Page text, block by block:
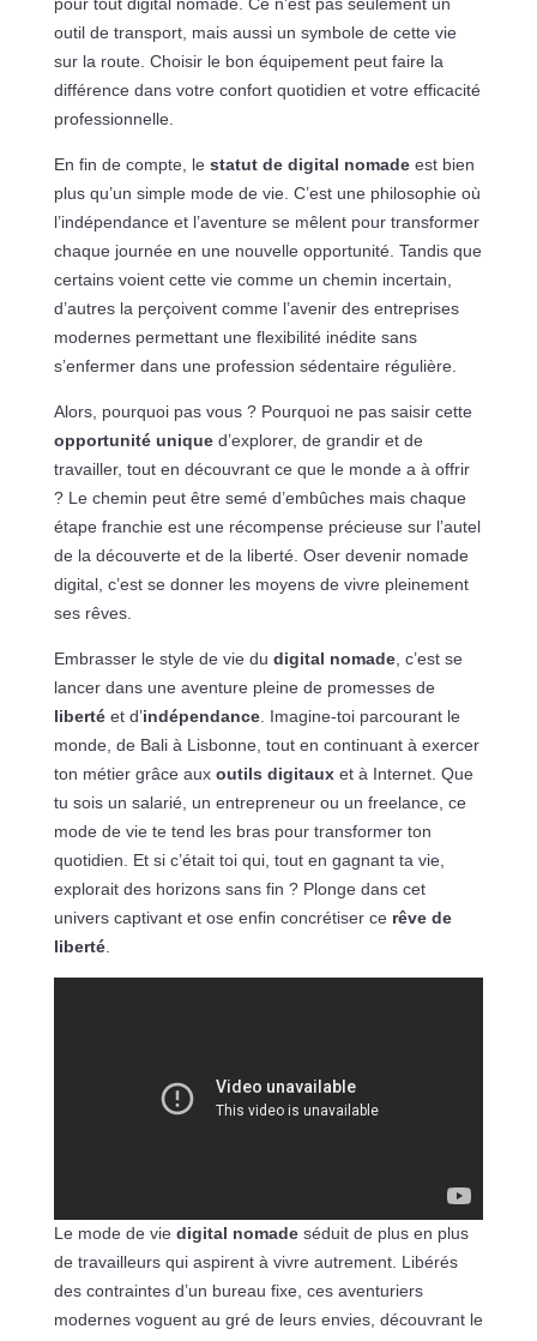
outil de transport, mais aussi un symbole de cette vie
sur la route. Choisir le bon équipement peut faire la
différence dans votre confort quotidien et votre efficacité
professionnelle.
En fin de compte, le statut de digital nomadeest bien
plus qu’un simple mode de vie. C’est une philosophie où
l’indépendance et l’aventure se mêlent pour transformer
chaque journée en une nouvelle opportunité. Tandis que
certains voient cette vie comme un chemin incertain,
d’autres la perçoivent comme l’avenir des entreprises
modernes permettant une flexibilité inédite sans
s’enfermer dans une profession sédentaire régulière.
Alors, pourquoi pas vous ? Pourquoi ne pas saisir cette
opportunité uniqued’explorer, de grandir et de
travailler, tout en découvrant ce que le monde a à offrir
? Le chemin peut être semé d’embûches mais chaque
étape franchie est une récompense précieuse sur l’autel
de la découverte et de la liberté. Oser devenir nomade
digital, c’est se donner les moyens de vivre pleinement
ses rêves.
Embrasser le style de vie du digital nomade, c’est se
lancer dans une aventure pleine de promesses de
libertéet d’indépendance. Imagine-toi parcourant le
monde, de Bali à Lisbonne, tout en continuant à exercer
ton métier grâce aux outils digitauxet à Internet. Que
tu sois un salarié, un entrepreneur ou un freelance, ce
mode de vie te tend les bras pour transformer ton
quotidien. Et si c’était toi qui, tout en gagnant ta vie,
explorait des horizons sans fin ? Plonge dans cet
univers captivant et ose enfin concrétiser ce rêve de
liberté.
Le mode de vie digital nomadeséduit de plus en plus
de travailleurs qui aspirent à vivre autrement. Libérés
des contraintes d’un bureau fixe, ces aventuriers
modernes voguent au gré de leurs envies, découvrant le